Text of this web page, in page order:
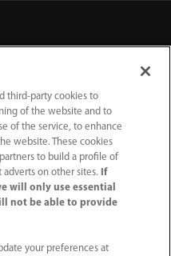
third-party cookies to
of the website and to
of the service, to enhance
website. These cookies
to build a profile of
on other sites.
If
will only use essential
not be able to provide
your preferences at